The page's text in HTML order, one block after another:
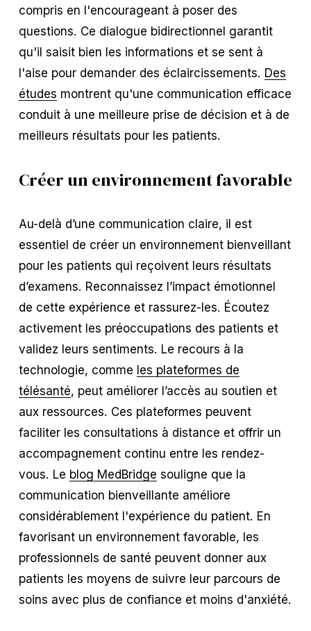
compris en l'encourageant à poser des
questions. Ce dialogue bidirectionnel garantit
qu'il saisit bien les informations et se sent à
l'aise pour demander des éclaircissements. Des
études montrent qu'une communication efficace
conduit à une meilleure prise de décision et à de
meilleurs résultats pour les patients.
Créer un environnement favorable
Au-delà d’une communication claire, il est
essentiel de créer un environnement bienveillant
pour les patients qui reçoivent leurs résultats
d’examens. Reconnaissez l’impact émotionnel
de cette expérience et rassurez-les. Écoutez
activement les préoccupations des patients et
validez leurs sentiments. Le recours à la
technologie, comme les plateformes de
télésanté, peut améliorer l’accès au soutien et
aux ressources. Ces plateformes peuvent
faciliter les consultations à distance et offrir un
accompagnement continu entre les rendez-
vous. Le blog MedBridge souligne que la
communication bienveillante améliore
considérablement l'expérience du patient. En
favorisant un environnement favorable, les
professionnels de santé peuvent donner aux
patients les moyens de suivre leur parcours de
soins avec plus de confiance et moins d'anxiété.